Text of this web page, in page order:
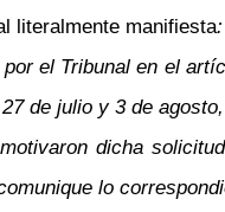
literalmente manifiesta:
el Tribunal en el
de julio y 3 de
dicha
lo